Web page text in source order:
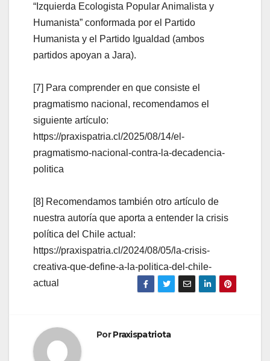
“Izquierda Ecologista Popular Animalista y
Humanista” conformada por el Partido
Humanista y el Partido Igualdad (ambos
partidos apoyan a Jara).
[7] Para comprender en que consiste el
pragmatismo nacional, recomendamos el
siguiente artículo:
https://praxispatria.cl/2025/08/14/el-
pragmatismo-nacional-contra-la-decadencia-
politica
[8] Recomendamos también otro artículo de
nuestra autoría que aporta a entender la crisis
política del Chile actual:
https://praxispatria.cl/2024/08/05/la-crisis-
creativa-que-define-a-la-politica-del-chile-
actual
PorPraxispatriota